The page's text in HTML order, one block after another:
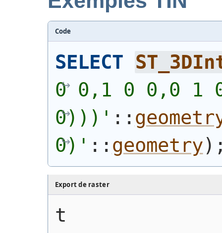
Code
SELECT
0 0,1 0 0,0 1
0))) ' ::
0) ' :: geometry)
Export de raster
t